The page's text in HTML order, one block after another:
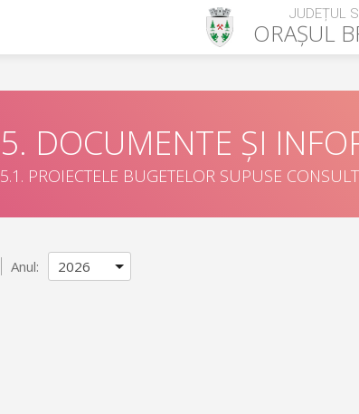
JUDEȚUL
ORAȘUL
5. DOCUMENTE ȘI
5.1. PROIECTELE BUGETELOR SUPUSE
Anul: